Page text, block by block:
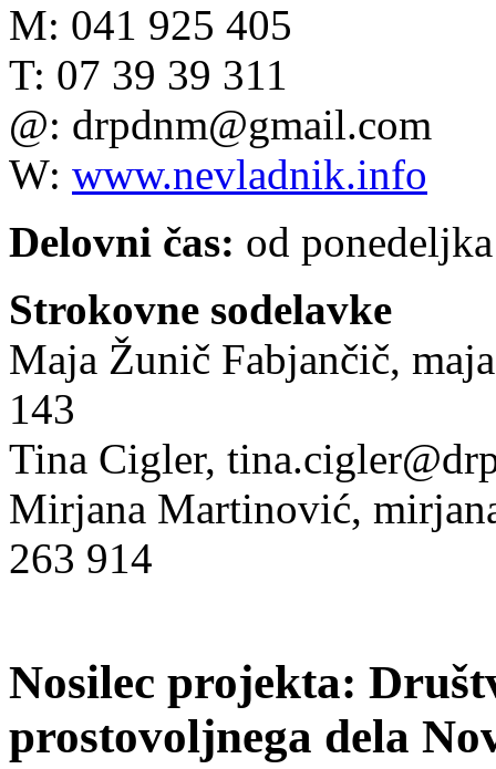
M: 041 925 405
T: 07 39 39 311
@: drpdnm@gmail.com
W: www.nevladnik.info
Delovni čas: od
Strokovne sodelavke
Maja Žunič Fabjančič,
143
Tina Cigler,
Mirjana Martinović,
263 914
Nosilec projekta:
prostovoljnega dela